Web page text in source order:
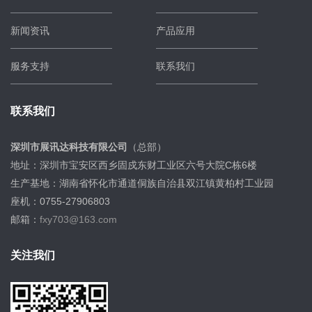
新闻资讯 产品应用
服务支持 联系我们
联系我们
深圳市展讯达科技有限公司
（总部）
地址：深圳市宝安区西乡固戍东财工业区六号大院C栋6楼
生产基地：湖南省怀化市通道侗族自治县双江镇黄柏村工业园
座机：0755-27906803
邮箱： fxy703@163.com
关注我们